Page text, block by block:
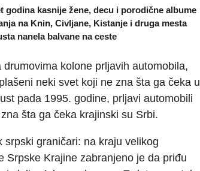
kasnije žene, decu i porodične albume
na Knin, Civljane, Kistanje i druga mesta
nanela balvane na ceste
kolone prljavih automobila,
neki svet koji ne zna šta ga čeka u
pada 1995. godine, prljavi automobili
šta ga čeka krajinski su Srbi.
graničari: na kraju velikog
Srpske Krajine zabranjeno je da priđu